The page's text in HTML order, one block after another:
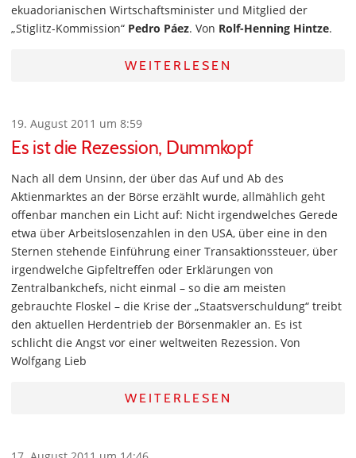
ekuadorianischen Wirtschaftsminister und Mitglied der
„Stiglitz-Kommission“ Pedro Páez. Von Rolf-Henning Hintze.
WEITERLESEN
19. August 2011 um 8:59
Es ist die Rezession, Dummkopf
Nach all dem Unsinn, der über das Auf und Ab des
Aktienmarktes an der Börse erzählt wurde, allmählich geht
offenbar manchen ein Licht auf: Nicht irgendwelches Gerede
etwa über Arbeitslosenzahlen in den USA, über eine in den
Sternen stehende Einführung einer Transaktionssteuer, über
irgendwelche Gipfeltreffen oder Erklärungen von
Zentralbankchefs, nicht einmal – so die am meisten
gebrauchte Floskel – die Krise der „Staatsverschuldung“ treibt
den aktuellen Herdentrieb der Börsenmakler an. Es ist
schlicht die Angst vor einer weltweiten Rezession. Von
Wolfgang Lieb
WEITERLESEN